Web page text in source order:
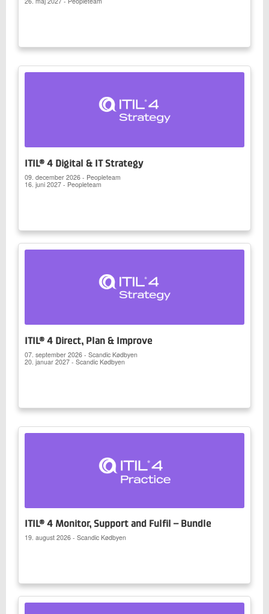
ITIL® 4 Digital & IT Strategy
09. december 2026 - Peopleteam
16. juni 2027 - Peopleteam
ITIL® 4 Direct, Plan & Improve
07. september 2026 - Scandic Kødbyen
20. januar 2027 - Scandic Kødbyen
ITIL® 4 Monitor, Support and Fulfil – Bundle
19. august 2026 - Scandic Kødbyen